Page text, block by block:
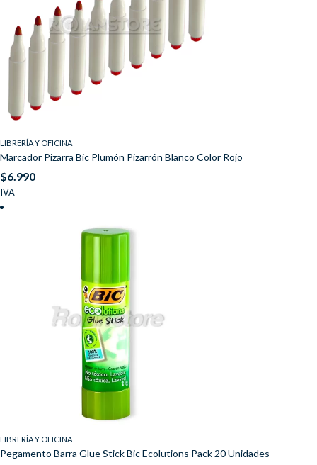
LIBRERÍA Y OFICINA
Marcador Pizarra Bic Plumón Pizarrón Blanco Color Rojo
$6.990
IVA
LIBRERÍA Y OFICINA
Pegamento Barra Glue Stick Bic Ecolutions Pack 20 Unidades